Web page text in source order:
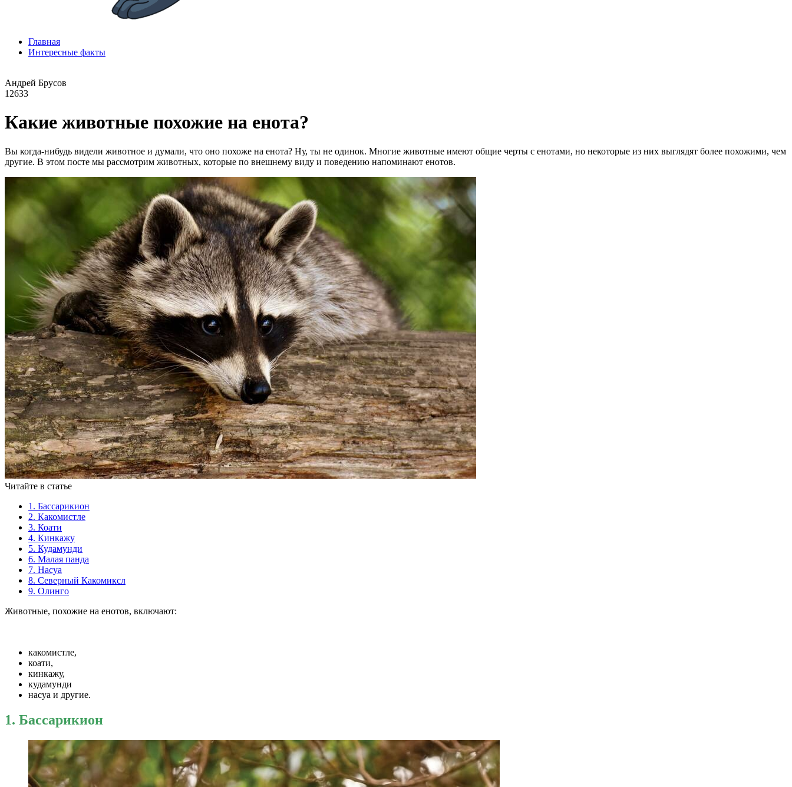
Главная
Интересные факты
Андрей Брусов
12633
Какие животные похожие на енота?
Вы когда-нибудь видели животное и думали, что оно похоже на енота? Ну, ты не одинок. Многие животные имеют общие черты с енотами, но некоторые из них выглядят более похожими, чем
другие. В этом посте мы рассмотрим животных, которые по внешнему виду и поведению напоминают енотов.
Читайте в статье
1. Бассарикион
2. Какомистле
3. Коати
4. Кинкажу
5. Кудамунди
6. Малая панда
7. Насуа
8. Северный Какомиксл
9. Олинго
Животные, похожие на енотов, включают:
какомистле,
коати,
кинкажу,
кудамунди
насуа и другие.
1. Бассарикион